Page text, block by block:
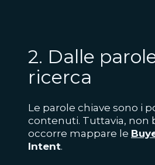
2. Dalle
ricerca
Le parole chiave sono i
contenuti. Tuttavia, non
occorre mappare le
Intent.